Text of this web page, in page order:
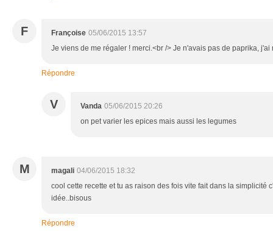
F Françoise 05/06/2015 13:57
Je viens de me régaler ! merci.<br /> Je n'avais pas de paprika, j'ai
Répondre
V Vanda 05/06/2015 20:26
on pet varier les epices mais aussi les legumes
M magali 04/06/2015 18:32
cool cette recette et tu as raison des fois vite fait dans la simplicité
idée..bisous
Répondre